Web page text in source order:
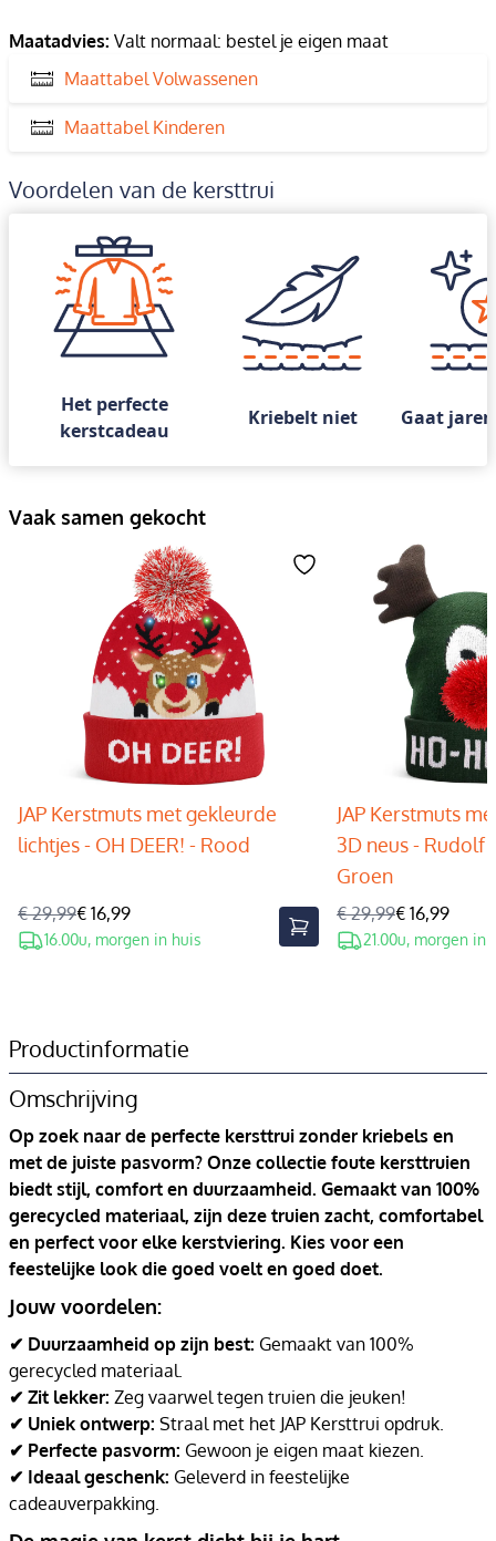
Maatadvies: Valt normaal: bestel je eigen maat
Maattabel Volwassenen
Maattabel Kinderen
Voordelen van de kersttrui
Het perfecte
kerstcadeau
Kriebelt niet Gaat
Vaak samen gekocht
JAP Kerstmuts met gekleurde
lichtjes - OH DEER! - Rood
€ 29,99€ 16,99
16.00u, morgen in huis
JAP Kerstmuts
3D neus - Rudolf
Groen
€ 29,99€ 16,99
21.00u, morgen in
Productinformatie
Omschrijving
Op zoek naar de perfecte kersttrui zonder kriebels en
met de juiste pasvorm? Onze collectie foute kersttruien
biedt stijl, comfort en duurzaamheid. Gemaakt van 100%
gerecycled materiaal, zijn deze truien zacht, comfortabel
en perfect voor elke kerstviering. Kies voor een
feestelijke look die goed voelt en goed doet.
Jouw voordelen:
✔ Duurzaamheid op zijn best: Gemaakt van 100%
gerecycled materiaal.
✔ Zit lekker: Zeg vaarwel tegen truien die jeuken!
✔ Uniek ontwerp: Straal met het JAP Kersttrui opdruk.
✔ Perfecte pasvorm: Gewoon je eigen maat kiezen.
✔ Ideaal geschenk: Geleverd in feestelijke
cadeauverpakking.